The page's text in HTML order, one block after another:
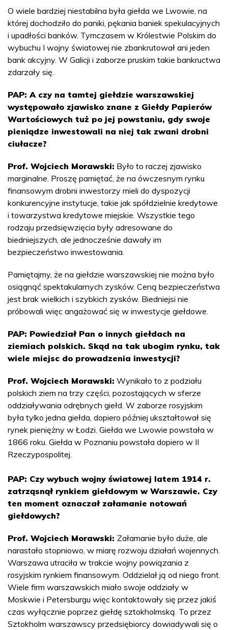
O wiele bardziej niestabilna była giełda we Lwowie, na
której dochodziło do paniki, pękania baniek spekulacyjnych
i upadłości banków. Tymczasem w Królestwie Polskim do
wybuchu I wojny światowej nie zbankrutował ani jeden
bank akcyjny. W Galicji i zaborze pruskim takie bankructwa
zdarzały się.
PAP: A czy na tamtej giełdzie warszawskiej
występowało zjawisko znane z Giełdy Papierów
Wartościowych tuż po jej powstaniu, gdy swoje
pieniądze inwestowali na niej tak zwani drobni
ciułacze?
Prof. Wojciech Morawski: Było to raczej zjawisko
marginalne. Proszę pamiętać, że na ówczesnym rynku
finansowym drobni inwestorzy mieli do dyspozycji
konkurencyjne instytucje, takie jak spółdzielnie kredytowe
i towarzystwa kredytowe miejskie. Wszystkie tego
rodzaju przedsięwzięcia były adresowane do
biedniejszych, ale jednocześnie dawały im
bezpieczeństwo inwestowania.
Pamiętajmy, że na giełdzie warszawskiej nie można było
osiągnąć spektakularnych zysków. Ceną bezpieczeństwa
jest brak wielkich i szybkich zysków. Biedniejsi nie
próbowali więc angażować się w inwestycje giełdowe.
PAP: Powiedział Pan o innych giełdach na
ziemiach polskich. Skąd na tak ubogim rynku, tak
wiele miejsc do prowadzenia inwestycji?
Prof. Wojciech Morawski: Wynikało to z podziału
polskich ziem na trzy części, pozostających w sferze
oddziaływania odrębnych giełd. W zaborze rosyjskim
była tylko jedna giełda, dopiero później ukształtował się
rynek pieniężny w Łodzi. Giełda we Lwowie powstała w
1866 roku. Giełda w Poznaniu powstała dopiero w II
Rzeczypospolitej.
PAP: Czy wybuch wojny światowej latem 1914 r.
zatrząsnął rynkiem giełdowym w Warszawie. Czy
ten moment oznaczał załamanie notowań
giełdowych?
Prof. Wojciech Morawski: Załamanie było duże, ale
narastało stopniowo, w miarę rozwoju działań wojennych.
Warszawa utraciła w trakcie wojny powiązania z
rosyjskim rynkiem finansowym. Oddzielał ją od niego front.
Wiele firm warszawskich miało swoje oddziały w
Moskwie i Petersburgu więc kontaktowały się przez jakiś
czas wyłącznie poprzez giełdę sztokholmską. To przez
Sztokholm warszawscy przedsiębiorcy dowiadywali się o